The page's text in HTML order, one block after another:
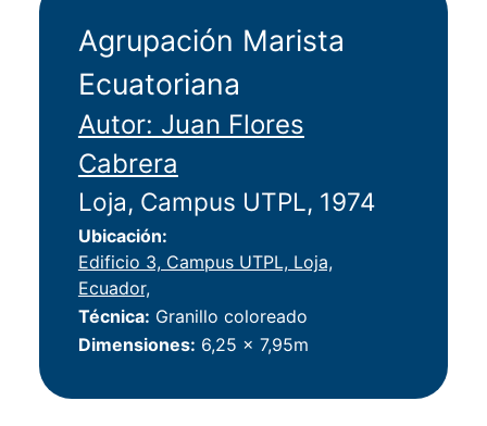
Agrupación Marista
Ecuatoriana
Autor: Juan Flores
Cabrera
Loja, Campus UTPL, 1974
Ubicación
Edificio 3, Campus UTPL, Loja,
Ecuador,
Técnica Granillo coloreado
Dimensiones 6,25 x 7,95m